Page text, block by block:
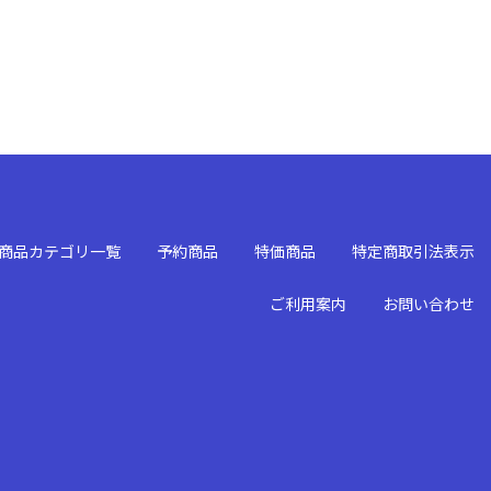
商品カテゴリ一覧 予約商品 特価商品 特定商取引法表示
ご利用案内 お問い合わせ